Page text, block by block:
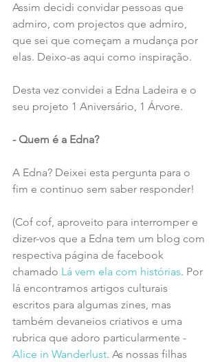
Assim decidi convidar pessoas que
admiro, com projectos que admiro,
que sei que começam a mudança por
elas. Deixo-as aqui como inspiração.
Desta vez convidei a Edna Ladeira e o
seu projeto 1 Aniversário, 1 Árvore.
- Quem é a Edna?
A Edna? Deixei esta pergunta para o
fim e continuo sem saber responder!
(Cof cof, aproveito para interromper e
dizer-vos que a Edna tem um blog com
respectiva página de facebook
chamado Lá vem ela com histórias. Por
lá encontramos artigos culturais
escritos para algumas zines, mas
também devaneios criativos e uma
rubrica que adoro particularmente -
Alice in Wanderlust. As nossas filhas